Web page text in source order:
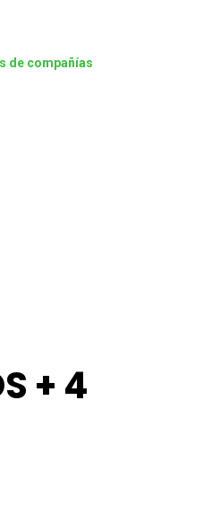
de compañías
+ 4